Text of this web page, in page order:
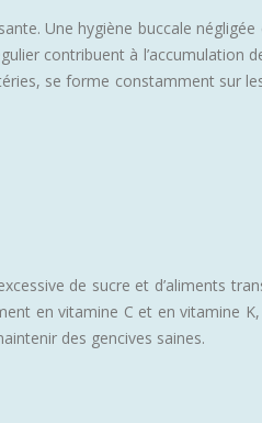
Une hygiène buccale
contribuent à l’accumulation
se forme constamment sur
de sucre et d’aliments
en vitamine C et en vitamine
des gencives saines.